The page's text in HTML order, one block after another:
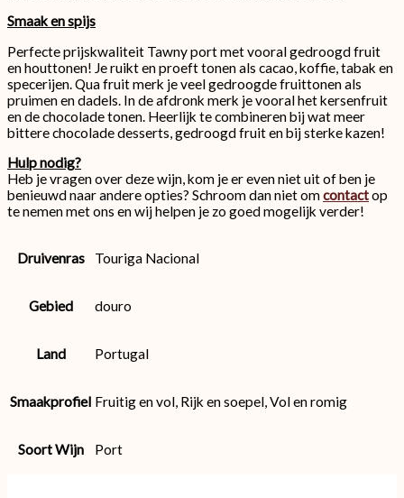
Smaak en spijs
Perfecte prijskwaliteit Tawny port met vooral gedroogd fruit
en houttonen! Je ruikt en proeft tonen als cacao, koffie, tabak en
specerijen. Qua fruit merk je veel gedroogde fruittonen als
pruimen en dadels. In de afdronk merk je vooral het kersenfruit
en de chocolade tonen. Heerlijk te combineren bij wat meer
bittere chocolade desserts, gedroogd fruit en bij sterke kazen!
Hulp nodig?
Heb je vragen over deze wijn, kom je er even niet uit of ben je
benieuwd naar andere opties? Schroom dan niet omcontactop
te nemen met ons en wij helpen je zo goed mogelijk verder!
Druivenras Touriga Nacional
Gebied douro
Land Portugal
Smaakprofiel Fruitig en vol, Rijk en soepel, Vol en romig
Soort Wijn Port